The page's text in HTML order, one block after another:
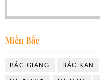
Miền Bắc
BẮC GIANG BẮC KẠN